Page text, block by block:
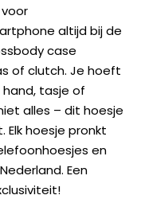
altijd bij de
case
of clutch. Je hoeft
tasje of
alles – dit hoesje
hoesje pronkt
en
Een